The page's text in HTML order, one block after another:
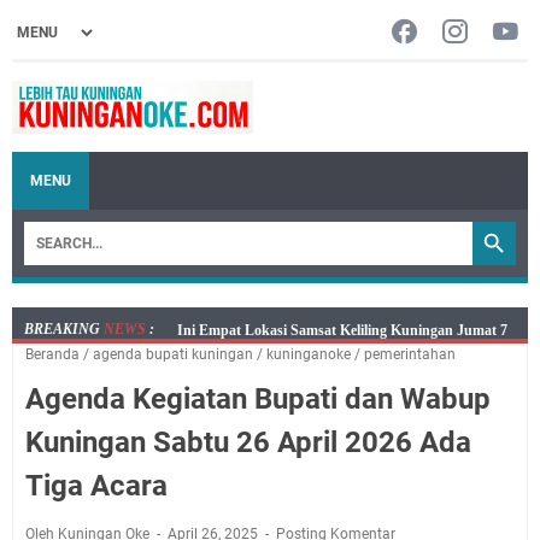
MENU
BREAKING NEWS :
Jumat 7 Agustus 2026 Mobil SIM Keliling Ada di
Kecamatan Sindangagung
Embun Pagi Jumat 8 Agustus 2026: Jika Keberkahan
Kelaparan Meskipun Memiliki Sekarung Penuh Uang
Beranda / agenda bupati kuningan / kuninganoke / pemerintahan
Agenda Kegiatan Bupati dan Wabup
Kuningan Sabtu 26 April 2026 Ada
Tiga Acara
Oleh Kuningan Oke April 26, 2025 Posting Komentar